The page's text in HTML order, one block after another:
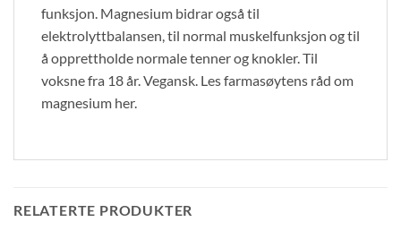
funksjon. Magnesium bidrar også til
elektrolyttbalansen, til normal muskelfunksjon og til
å opprettholde normale tenner og knokler. Til
voksne fra 18 år. Vegansk. Les farmasøytens råd om
magnesium her.
RELATERTE PRODUKTER